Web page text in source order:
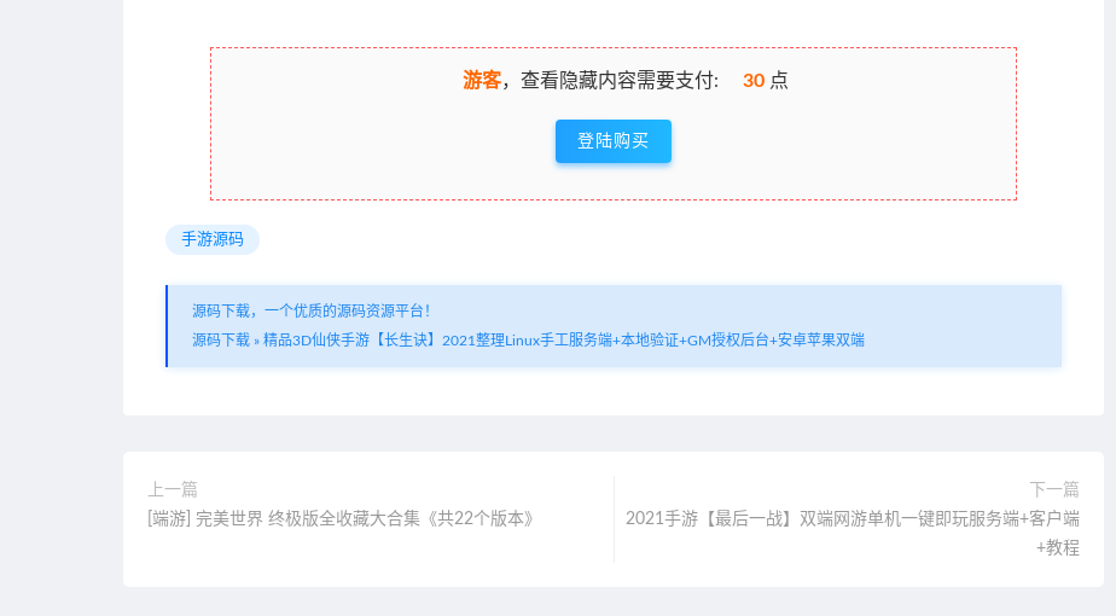
游客，查看隐藏内容需要支付: 30 点
登陆购买
手游源码
源码下载，一个优质的源码资源平台！
源码下载 » 精品3D仙侠手游【长生诀】2021整理Linux手工服务端+本地验证+GM授权后台+安卓苹果双端
上一篇
[端游] 完美世界 终极版全收藏大合集《共22个版本》
下一篇
2021手游【最后一战】双端网游单机一键即玩服务端+客户端
+教程